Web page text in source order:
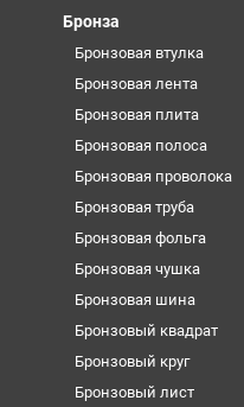
Бронза
Бронзовая втулка
Бронзовая лента
Бронзовая плита
Бронзовая полоса
Бронзовая проволока
Бронзовая труба
Бронзовая фольга
Бронзовая чушка
Бронзовая шина
Бронзовый квадрат
Бронзовый круг
Бронзовый лист